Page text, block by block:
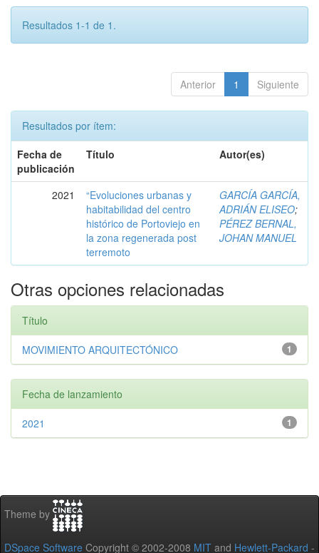
Resultados 1-1 de 1.
Anterior 1 Siguiente
Resultados por ítem:
Fecha de
publicación
Título Autor(es)
2021
“Evoluciones urbanas y
habitabilidad del centro
histórico de Portoviejo en
la zona regenerada post
terremoto
GARCÍA GARCÍA,
ADRIÁN ELISEO;
PÉREZ BERNAL,
JOHAN MANUEL
Otras opciones relacionadas
Título
1
MOVIMIENTO ARQUITECTÓNICO
Fecha de lanzamiento
1
2021
Theme by
DSpace Software Copyright © 2002-2008 MIT and Hewlett-Packard -